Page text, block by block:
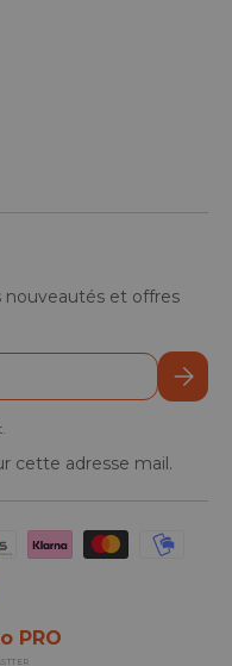
nouveautés et offres
cette adresse mail.
PRO